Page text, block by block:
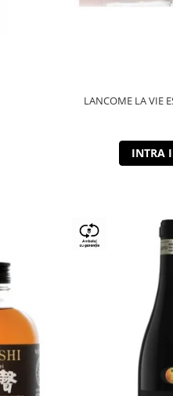
LANCOME LA VIE
INTRA